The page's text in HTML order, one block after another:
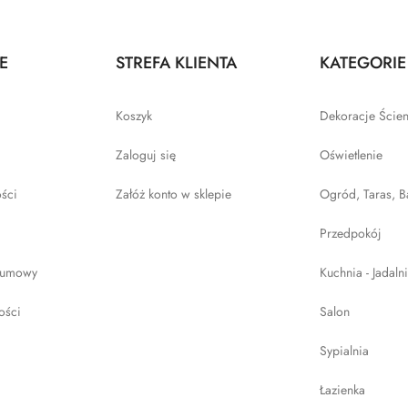
STREFA KLIENTA
Koszyk
Zaloguj się
Załóż konto w sklepie
KATEGORIE
Dekoracje
Oświetlenie
Ogród, Taras,
Przedpokój
Kuchnia -
Salon
Sypialnia
Łazienka